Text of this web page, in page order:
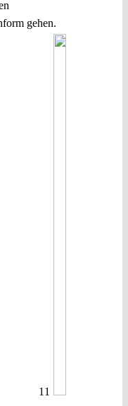
gehen.
11